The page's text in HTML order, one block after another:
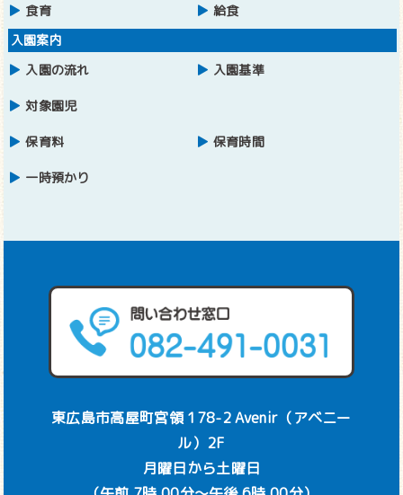
食育
給食
入園案内
入園の流れ
入園基準
対象園児
保育料 保育時間
一時預かり
東広島市高屋町宮領 178-2 Avenir（アベニー
ル）2F
月曜日から土曜日